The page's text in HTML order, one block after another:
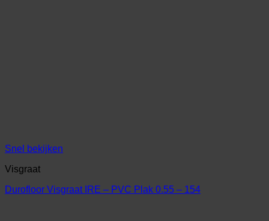
Snel bekijken
Visgraat
Durofloor Visgraat IRE – PVC Plak 0.55 – 154